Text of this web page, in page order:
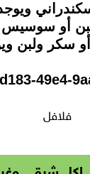
أو سوسيس
سكر ولبن
فلافل